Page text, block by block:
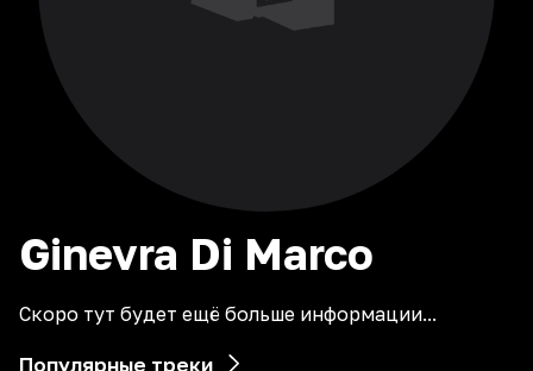
Ginevra Di Marco
Скоро тут будет ещё больше информации...
Популярные треки